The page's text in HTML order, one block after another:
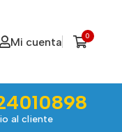
Mi cuenta 0
al cliente